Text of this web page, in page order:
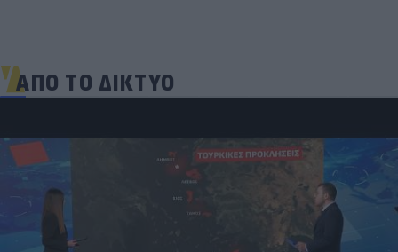
ΑΠΟ ΤΟ ΔΙΚΤΥΟ